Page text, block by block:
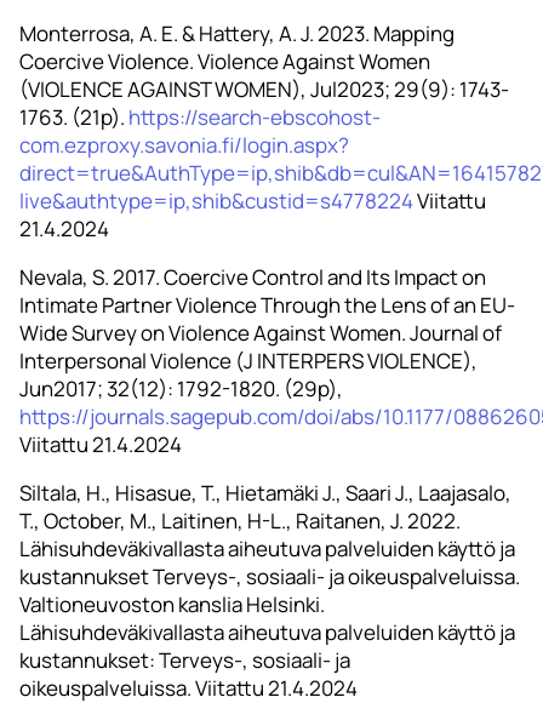
Monterrosa, A. E. & Hattery, A. J. 2023. Mapping
Coercive Violence. Violence Against Women
(VIOLENCE AGAINST WOMEN), Jul2023; 29(9): 1743-
1763. (21p). https://search-ebscohost-
com.ezproxy.savonia.fi/login.aspx?
live&authtype=ip,shib&custid=s4778224Viitattu
21.4.2024
Nevala, S. 2017. Coercive Control and Its Impact on
Intimate Partner Violence Through the Lens of an EU-
Wide Survey on Violence Against Women. Journal of
Interpersonal Violence (J INTERPERS VIOLENCE),
Jun2017; 32(12): 1792-1820. (29p),
https://journals.sagepub.com/doi/abs/10.1177/
Viitattu 21.4.2024
Siltala, H., Hisasue, T., Hietamäki J., Saari J., Laajasalo,
T., October, M., Laitinen, H-L., Raitanen, J. 2022.
Lähisuhdeväkivallasta aiheutuva palveluiden käyttö ja
kustannukset Terveys-, sosiaali- ja oikeuspalveluissa.
Valtioneuvoston kanslia Helsinki.
Lähisuhdeväkivallasta aiheutuva palveluiden käyttö ja
kustannukset: Terveys-, sosiaali- ja
oikeuspalveluissa. Viitattu 21.4.2024